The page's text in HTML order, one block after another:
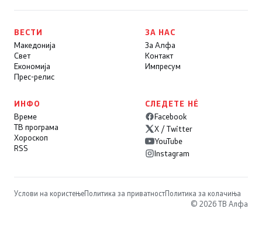
ВЕСТИ
Македонија
Свет
Економија
Прес-релис
ЗА НАС
За Алфа
Контакт
Импресум
ИНФО
Време
ТВ програма
Хороскоп
RSS
СЛЕДЕТЕ НÉ
Facebook
X / Twitter
YouTube
Instagram
Услови на користењеПолитика за приватностПолитика за колачиња
© 2026 ТВ Алфа